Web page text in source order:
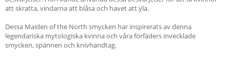
att skratta, vindarna att blåsa och havet att yla.
Dessa Maiden of the North smycken har inspirerats av denna
legendariska mytologiska kvinna och våra förfäders invecklade
smycken, spännen och knivhandtag.